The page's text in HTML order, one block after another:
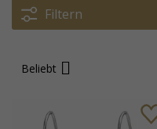
Filtern
Beliebt